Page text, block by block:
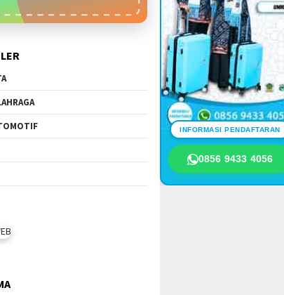
INFORMASI PENDAFTARAN
0856 9433 4056